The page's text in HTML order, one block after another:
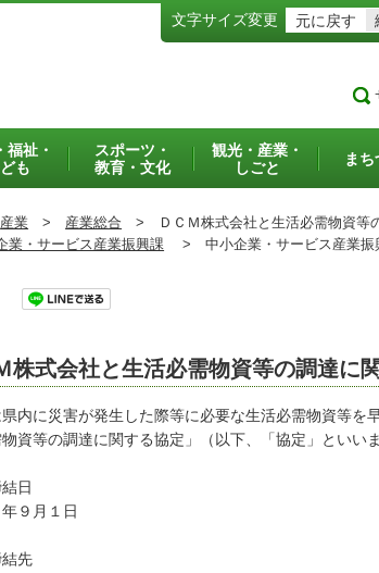
文字サイズ変更 元に戻す
福祉・
も
スポーツ・
教育・文化
観光・産業・
しごと
まち
産業 > 産業総合 > ＤＣＭ株式会社と生活必需物資等
業・サービス産業振興課 > 中小企業・サービス産業
株式会社と生活必需物資等の調達に
内に災害が発生した際等に必要な生活必需物資等を
物資等の調達に関する協定」（以下、「協定」といい
日
９月１日
結先